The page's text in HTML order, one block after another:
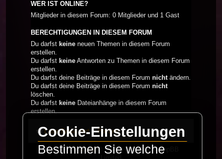
WER IST ONLINE?
Mitglieder in diesem Forum: 0 Mitglieder und 1 Gast
BERECHTIGUNGEN IN DIESEM FORUM
Du darfst keine neuen Themen in diesem Forum
erstellen.
Du darfst keine Antworten zu Themen in diesem Forum
erstellen.
Du darfst deine Beiträge in diesem Forum nichtändern.
Du darfst deine Beiträge in diesem Forum nicht
löschen.
Du darfst keine Dateianhänge in diesem Forum
erstellen.
LaserFreak.net Forum
Powered byphpBB® Forum Software © phpBB
Cookie-Einstellungen
Bestimmen Sie welche